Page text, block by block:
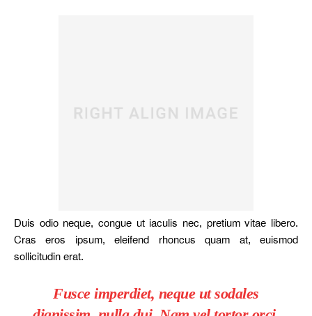
Duis odio neque, congue ut iaculis nec, pretium vitae libero.
Cras eros ipsum, eleifend rhoncus quam at, euismod
sollicitudin erat.
Fusce imperdiet, neque ut sodales